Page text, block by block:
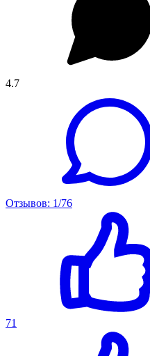
4.7
Отзывов: 1/76
71